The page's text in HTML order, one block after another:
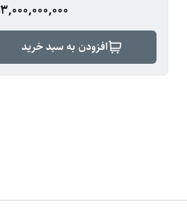
3,000,000,000
افزودن به سبد خرید